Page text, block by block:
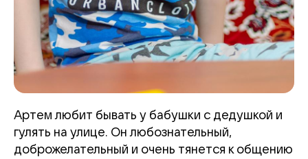
Артем любит бывать у бабушки с дедушкой и
гулять на улице. Он любознательный,
доброжелательный и очень тянется к общению